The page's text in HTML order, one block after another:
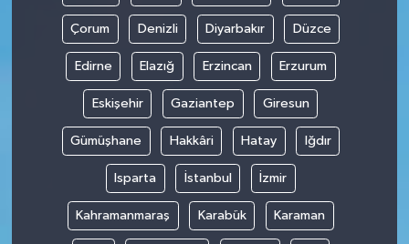
Çorum Denizli Diyarbakır Düzce
Edirne Elazığ Erzincan Erzurum
Eskişehir Gaziantep Giresun
Gümüşhane Hakkâri Hatay Iğdır
Isparta İstanbul İzmir
Kahramanmaraş Karabük Karaman